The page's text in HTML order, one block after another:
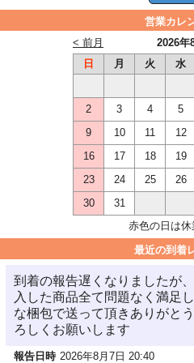
営業カレ
2026年
< 前月
日
月 火 水
2
3 4 5
9
10 11 12
16
17 18 19
23
24 25 26
30
31
赤色の日は休
最近の到着
到着の報告遅くなりましたが
入した商品全て問題なく満足
な梱包で送って頂きありがと
ろしくお願いします
報告日時 2026年8月7日 20:40